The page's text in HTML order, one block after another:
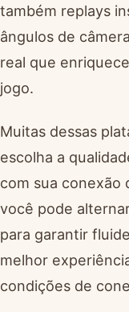
também replays
ângulos de
real que
jogo.
Muitas dessas
escolha a
com sua conexão
você pode
para garantir
melhor
condições de